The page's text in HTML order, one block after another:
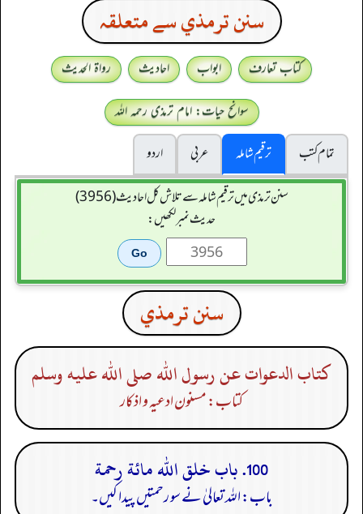
سنن ترمذي سے متعلقہ
کتاب تعارف ابواب احادیث
رواۃ الحدیث
سوانح حیات: امام ترمذی رحمہ اللہ
تمام کتب
ترقیم شاملہ عربی
اردو
سنن ترمذی میں ترقیم شاملہ سے تلاش کل احادیث (3956)
حدیث نمبر لکھیں:
سنن ترمذي
كتاب الدعوات عن رسول الله صلى الله عليه وسلم
کتاب: مسنون ادعیہ و اذکار
100. باب خلق الله مائة رحمة
باب: اللہ تعالیٰ نے سو رحمتیں پیدا کیں۔